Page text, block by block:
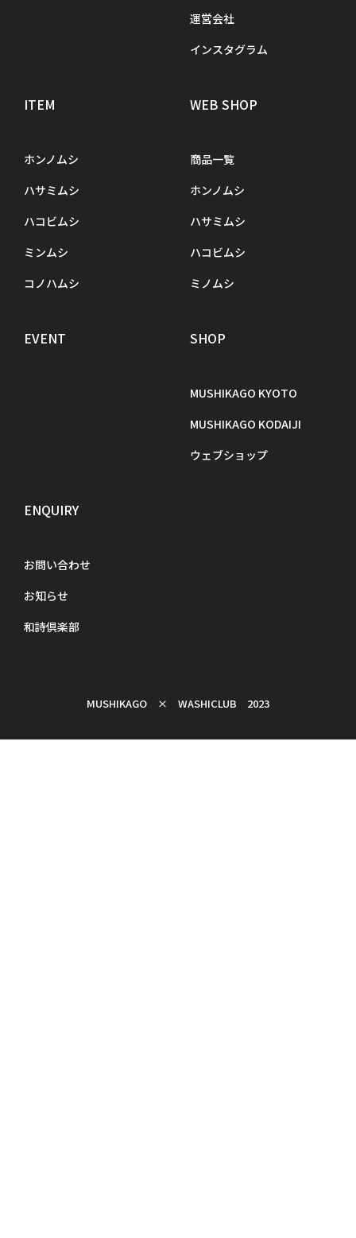
運営会社
インスタグラム
ITEM
ホンノムシ
ハサミムシ
ハコビムシ
ミンムシ
コノハムシ
WEB SHOP
商品一覧
ホンノムシ
ハサミムシ
ハコビムシ
ミノムシ
EVENT SHOP
MUSHIKAGO KYOTO
MUSHIKAGO KODAIJI
ウェブショップ
ENQUIRY
お問い合わせ
お知らせ
和詩倶楽部
MUSHIKAGO × WASHICLUB 2023